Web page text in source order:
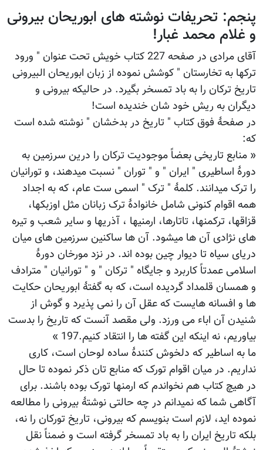
پنجم: تحریفات نوشته های ابوریحان بیرونی
و غلام محمد غبار!
آقای مرادی در صفحه 227 کتاب خویش تحت عنوان " ورود
ترکها به تخارستان " کوشش نموده از زبان ابوریحان البیرونی
تاریخ ترکان را به باد تمسخر بگیرد. در حالیکه بیرونی و
دیگران به ریش خود شان خندیده است!
در صفحۀ فوق کتاب " تاریخ در بدخشان " نوشته شده است
که:
« منابع تاریخی بعضاً موجودیت ترکان را درین سرزمین به
دورۀ اساطیری " ایران " و " توران " نسبت میدهند، و تورانیان
را ترک میدانند. کلمۀ " ترک " اسمی ست عام، که به اجداد
همه اقوام کنونی شامل خانوادۀ ترک زبانان مثل اوزبکها،
قزاقها، ترکمنها، تاتارها، ارمنیها ، آذریها و سایر شعب و تیره
های نژادی آن ها میشود. آن ها ساکنین سرزمین های میان
دریای سیاه تا دیوار چین بوده اند. در نزد مورخان دورۀ
اسلامی عمدتاً کاربرد و جایگاه " ترکان " و " تورانیان " مترادف
و همسان قلمداد گردیده است، که به گفتۀ ابوریحان حکایت
ها و افسانه هایست که عقل آن را نمی پذیرد و گوش از
شنیدن آن اباء می ورزد. ولی مقصد آنست که تاریخ را بدست
بیاوریم، نه اینکه این گفته ها را انتقاد کنیم.197 »
ما به اساطیر که دلخوش کنندۀ ساده لوحان است، کاری
نداریم. در میان اقوام تورک که منابع تان ذکر نموده تا حال
در هیچ کتاب هم نخواندم که ارمنها تورک بوده باشند. برای
آگاهی شما که نمیدانم در چه حالتی نوشتۀ بیرونی را مطالعه
نموده اید، لازم است بنویسم که بیرونی، تاریخ تورکان را نه،
بلکه تاریخ ایران را به باد تمسخر گرفته است و ضمناً نقل